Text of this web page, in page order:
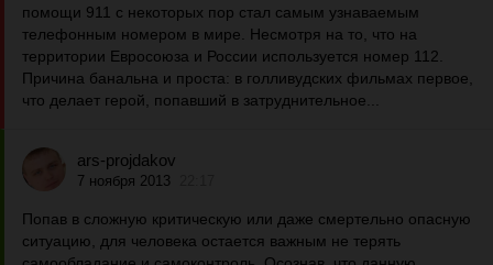
помощи 911 с некоторых пор стал самым узнаваемым
телефонным номером в мире. Несмотря на то, что на
территории Евросоюза и России используется номер 112.
Причина банальна и проста: в голливудских фильмах первое,
что делает герой, попавший в затруднительное...
ars-projdakov
7 ноября 2013
Попав в сложную критическую или даже смертельно опасную
ситуацию, для человека остается важным не терять